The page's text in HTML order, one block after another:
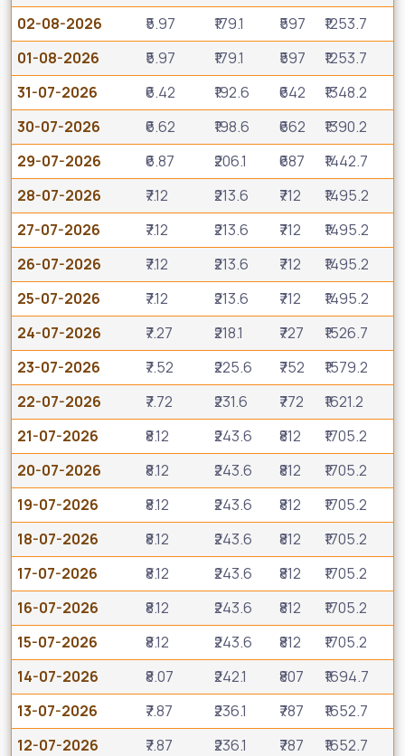
02-08-2026
₹5.97 ₹179.1 ₹597
₹1253.7
01-08-2026
₹5.97 ₹179.1 ₹597
₹1253.7
31-07-2026
₹6.42 ₹192.6 ₹642
₹1348.2
30-07-2026
₹6.62 ₹198.6 ₹662
₹1390.2
29-07-2026
₹6.87 ₹206.1 ₹687
₹1442.7
28-07-2026
₹7.12 ₹213.6 ₹712
₹1495.2
27-07-2026
₹7.12 ₹213.6 ₹712
₹1495.2
26-07-2026
₹7.12 ₹213.6 ₹712
₹1495.2
25-07-2026
₹7.12 ₹213.6 ₹712
₹1495.2
24-07-2026
₹7.27 ₹218.1 ₹727
₹1526.7
23-07-2026
₹7.52 ₹225.6 ₹752
₹1579.2
22-07-2026
₹7.72 ₹231.6 ₹772
₹1621.2
21-07-2026
₹8.12 ₹243.6 ₹812
₹1705.2
20-07-2026
₹8.12 ₹243.6 ₹812
₹1705.2
19-07-2026
₹8.12 ₹243.6 ₹812
₹1705.2
18-07-2026
₹8.12 ₹243.6 ₹812
₹1705.2
17-07-2026
₹8.12 ₹243.6 ₹812
₹1705.2
16-07-2026
₹8.12 ₹243.6 ₹812
₹1705.2
15-07-2026
₹8.12 ₹243.6 ₹812
₹1705.2
14-07-2026
₹8.07 ₹242.1 ₹807
₹1694.7
13-07-2026
₹7.87 ₹236.1 ₹787
₹1652.7
12-07-2026
₹7.87 ₹236.1 ₹787
₹1652.7